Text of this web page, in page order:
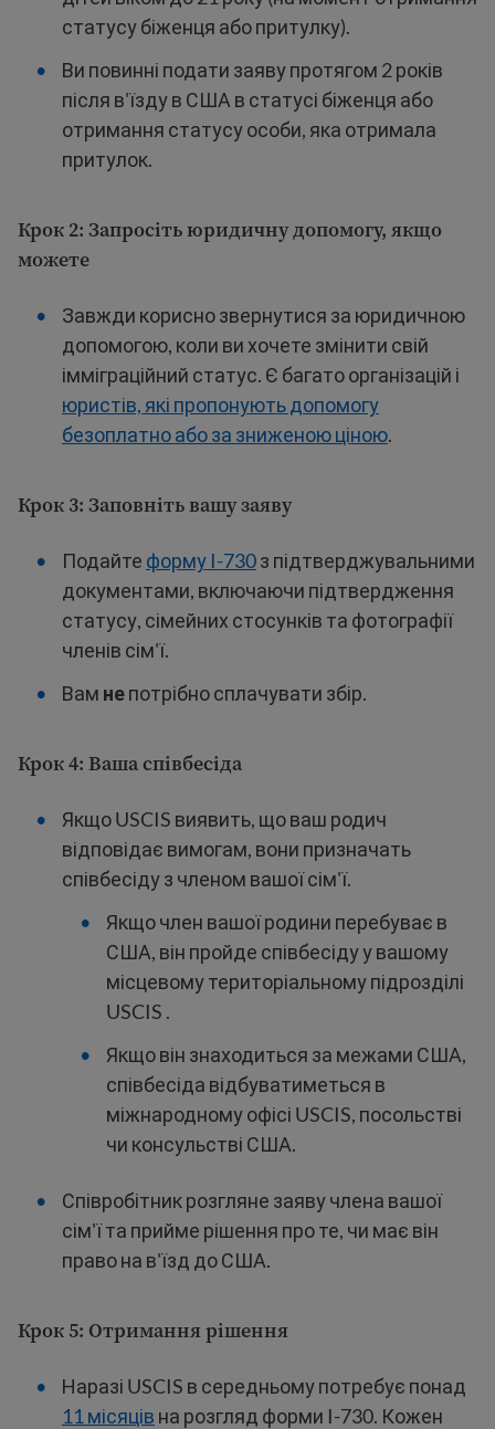
статусу біженця або притулку).
Ви повинні подати заяву протягом 2 років
після в'їзду в США в статусі біженця або
отримання статусу особи, яка отримала
притулок.
Крок 2: Запросіть юридичну допомогу, якщо
можете
Завжди корисно звернутися за юридичною
допомогою, коли ви хочете змінити свій
імміграційний статус. Є багато організацій і
юристів, які пропонують допомогу
безоплатно або за зниженою ціною.
Крок 3: Заповніть вашу заяву
Подайте форму I-730з підтверджувальними
документами, включаючи підтвердження
статусу, сімейних стосунків та фотографії
членів сім'ї.
Вам непотрібно сплачувати збір.
Крок 4: Ваша співбесіда
Якщо USCIS виявить, що ваш родич
відповідає вимогам, вони призначать
співбесіду з членом вашої сім'ї.
Якщо член вашої родини перебуває в
США, він пройде співбесіду у вашому
місцевому територіальному підрозділі
USCIS .
Якщо він знаходиться за межами США,
співбесіда відбуватиметься в
міжнародному офісі USCIS, посольстві
чи консульстві США.
Співробітник розгляне заяву члена вашої
сім'ї та прийме рішення про те, чи має він
право на в'їзд до США.
Крок 5: Отримання рішення
Наразі USCIS в середньому потребує понад
11 місяців на розгляд форми I-730. Кожен